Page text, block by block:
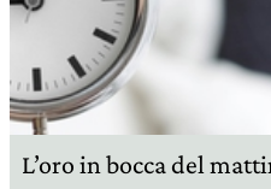
L’oro in bocca del